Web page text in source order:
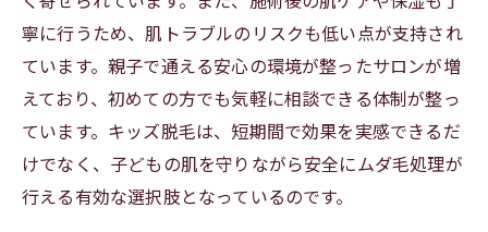
寧に行うため、肌トラブルのリスクも低い点が支持され
ています。親子で通える安心の環境が整ったサロンが増
えており、初めての方でも気軽に相談できる体制が整っ
ています。キッズ脱毛は、短期間で効果を実感できるだ
けでなく、子どもの肌を守りながら安全にムダ毛処理が
行える有効な選択肢となっているのです。